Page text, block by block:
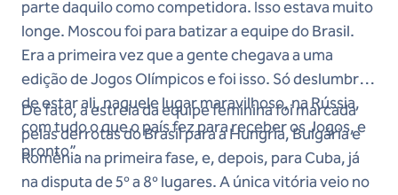
parte daquilo como competidora. Isso estava muito
longe. Moscou foi para batizar a equipe do Brasil.
Era a primeira vez que a gente chegava a uma
edição de Jogos Olímpicos e foi isso. Só deslumbre
de estar ali, naquele lugar maravilhoso, na Rússia,
com tudo o que o país fez para receber os Jogos, e
pronto”.
De fato, a estreia da equipe feminina foi marcada
pelas derrotas do Brasil para a Hungria, Bulgária e
Romênia na primeira fase, e, depois, para Cuba, já
na disputa de 5º a 8º lugares. A única vitória veio no